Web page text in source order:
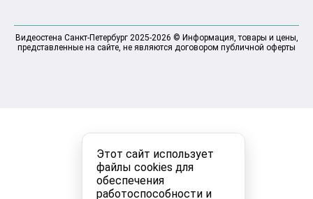
Этот сайт использует
файлы cookies для
обеспечения
работоспособности и
Видеостена Санкт-Петербург 2025-2026 © Информация, товары и цены,
представленные на сайте, не являются договором публичной оферты